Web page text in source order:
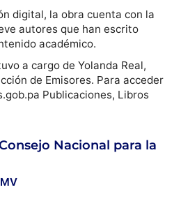
digital, la obra cuenta con la
autores que han escrito
académico.
a cargo de Yolanda Real,
de Emisores. Para acceder
Publicaciones, Libros
Nacional para la